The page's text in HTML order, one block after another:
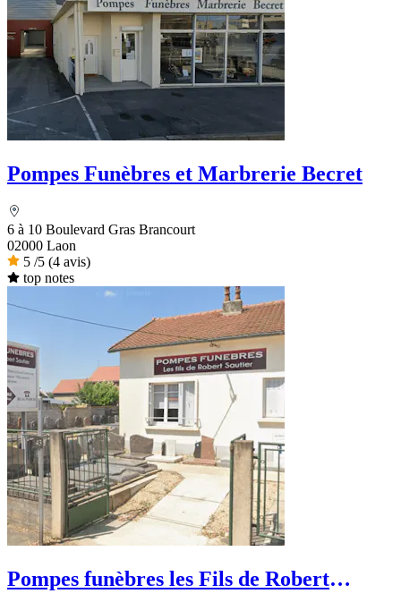
Pompes Funèbres et Marbrerie Becret
6 à 10 Boulevard Gras Brancourt
02000 Laon
5 /5 (4 avis)
top notes
Pompes funèbres les Fils de Robert